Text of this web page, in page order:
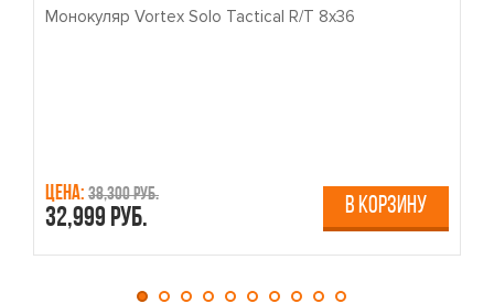
Монокуляр Vortex Solo Tactical R/T 8x36
Цена: 38,300 руб.
32,999 руб. В КОРЗИНУ